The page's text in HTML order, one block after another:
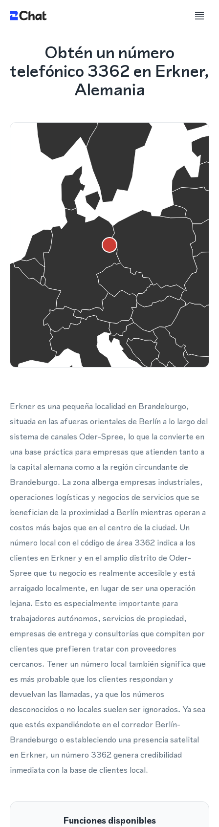
Obtén un número
telefónico 3362 en Erkner,
Alemania
Erkner es una pequeña localidad en Brandeburgo,
situada en las afueras orientales de Berlín a lo largo del
sistema de canales Oder-Spree, lo que la convierte en
una base práctica para empresas que atienden tanto a
la capital alemana como a la región circundante de
Brandeburgo. La zona alberga empresas industriales,
operaciones logísticas y negocios de servicios que se
benefician de la proximidad a Berlín mientras operan a
costos más bajos que en el centro de la ciudad. Un
número local con el código de área 3362 indica a los
clientes en Erkner y en el amplio distrito de Oder-
Spree que tu negocio es realmente accesible y está
arraigado localmente, en lugar de ser una operación
lejana. Esto es especialmente importante para
trabajadores autónomos, servicios de propiedad,
empresas de entrega y consultorías que compiten por
clientes que prefieren tratar con proveedores
cercanos. Tener un número local también significa que
es más probable que los clientes respondan y
devuelvan las llamadas, ya que los números
desconocidos o no locales suelen ser ignorados. Ya sea
que estés expandiéndote en el corredor Berlín-
Brandeburgo o estableciendo una presencia satelital
en Erkner, un número 3362 genera credibilidad
inmediata con la base de clientes local.
Funciones disponibles